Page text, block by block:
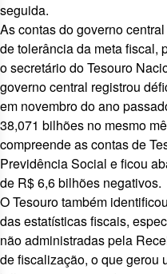
seguida.
As contas do governo
de tolerância da meta fiscal,
o secretário do Tesouro
governo central registrou
em novembro do ano
38,071 bilhões no mesmo
compreende as contas de
Previdência Social e ficou
de R$ 6,6 bilhões negativos.
O Tesouro também
das estatísticas fiscais,
não administradas pela
de fiscalização, o quegerou